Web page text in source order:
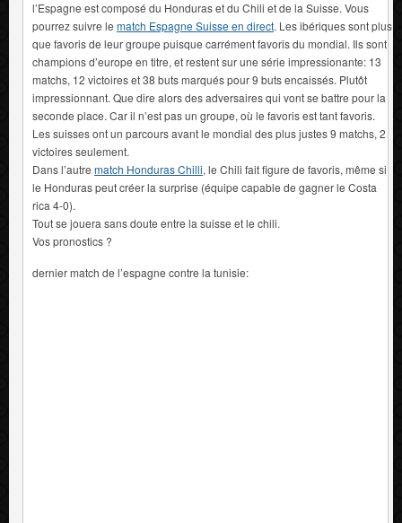
l’Espagne est composé du Honduras et du Chili et de la Suisse. Vous
pourrez suivre le match Espagne Suisse en direct. Les ibériques sont plus
que favoris de leur groupe puisque carrément favoris du mondial. Ils sont
champions d’europe en titre, et restent sur une série impressionante: 13
matchs, 12 victoires et 38 buts marqués pour 9 buts encaissés. Plutôt
impressionnant. Que dire alors des adversaires qui vont se battre pour la
seconde place. Car il n’est pas un groupe, où le favoris est tant favoris.
Les suisses ont un parcours avant le mondial des plus justes 9 matchs, 2
victoires seulement.
Dans l’autre match Honduras Chilli, le Chili fait figure de favoris, même si
le Honduras peut créer la surprise (équipe capable de gagner le Costa
rica 4-0).
Tout se jouera sans doute entre la suisse et le chili.
Vos pronostics ?
dernier match de l’espagne contre la tunisie: